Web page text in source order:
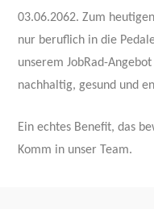
03.06.2062. Zum
nur beruflich in die
unserem JobRad-
nachhaltig, gesund und
Ein echtes Benefit, das
Komm in unser Team.